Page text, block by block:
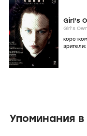
Girl's
зрители:
Упоминания в